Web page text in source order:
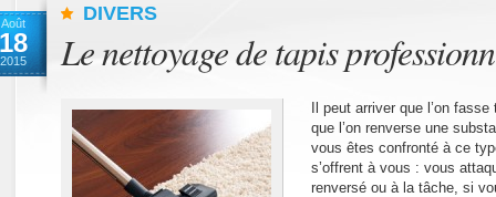
Août
18
2015
DIVERS
Le nettoyage de tapis
Il peut arriver que l’on
que l’on renverse une
vous êtes confronté à ce
s’offrent à vous : vous
renversé ou à la tâche, si